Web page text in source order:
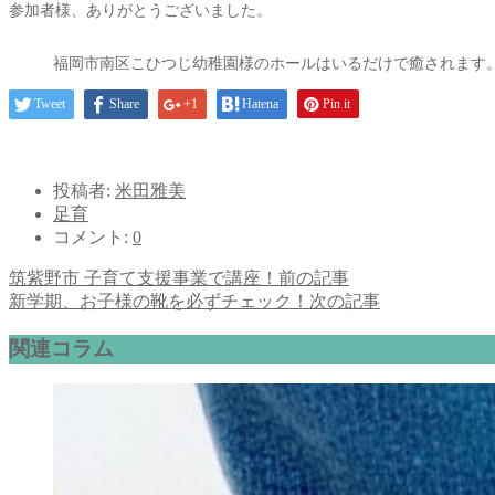
参加者様、ありがとうございました。
福岡市南区こひつじ幼稚園様のホールはいるだけで癒されます
Tweet Share +1 Hatena Pin it
投稿者: 米田雅美
足育
コメント: 0
筑紫野市 子育て支援事業で講座！ 前の記事
新学期、お子様の靴を必ずチェック！ 次の記事
関連コラム